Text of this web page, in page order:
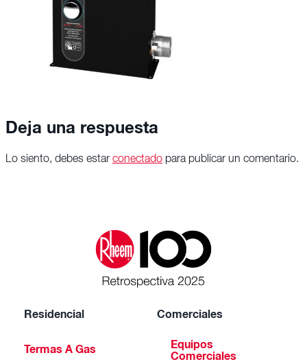
Deja una respuesta
Lo siento, debes estar conectado para publicar un comentario.
Residencial
Termas A Gas
Comerciales
Equipos
Comerciales